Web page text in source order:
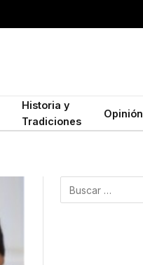
Historia y
Tradiciones
Opinión